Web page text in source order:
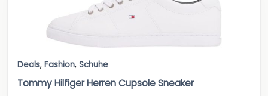
Deals, Fashion, Schuhe
Tommy Hilfiger Herren Cupsole Sneaker